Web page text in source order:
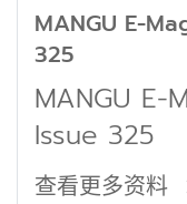
MANGU E-
325
MANGU E-
Issue 325
查看更多资料